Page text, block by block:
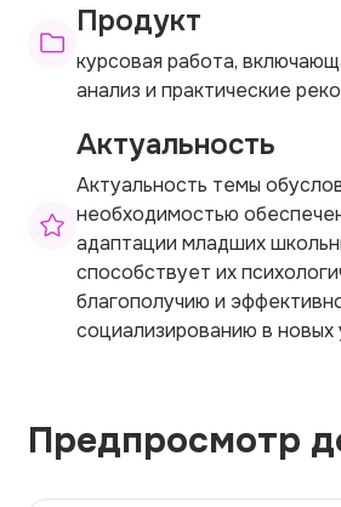
Продукт
курсовая работа,
анализ и практические
Актуальность
Актуальность темы
необходимостью
адаптации младших
способствует их
благополучию и
социализированию в новых
Предпросмотр